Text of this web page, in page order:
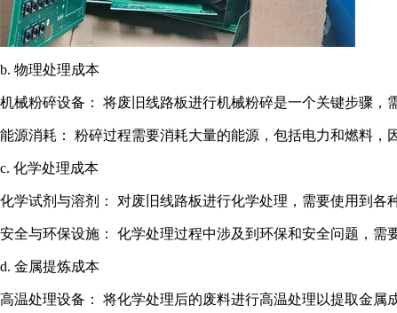
b. 物理处理成本
机械粉碎设备： 将废旧线路板进行机械粉碎是一个关键步骤，
能源消耗： 粉碎过程需要消耗大量的能源，包括电力和燃料，
c. 化学处理成本
化学试剂与溶剂： 对废旧线路板进行化学处理，需要使用到各
安全与环保设施： 化学处理过程中涉及到环保和安全问题，需
d. 金属提炼成本
高温处理设备： 将化学处理后的废料进行高温处理以提取金属